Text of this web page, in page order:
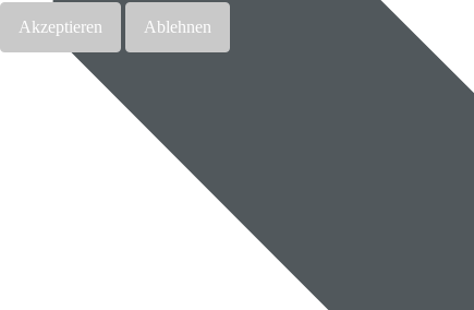
Akzeptieren Ablehnen